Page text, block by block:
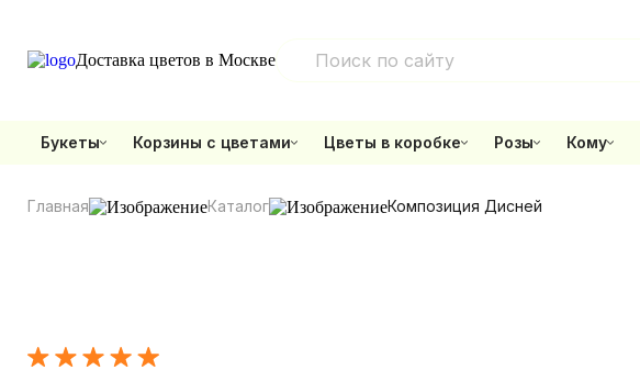
Доставка цветов в Москве
Букеты Корзины с цветами Цветы в коробке Розы Кому
Главная Каталог Композиция Дисней